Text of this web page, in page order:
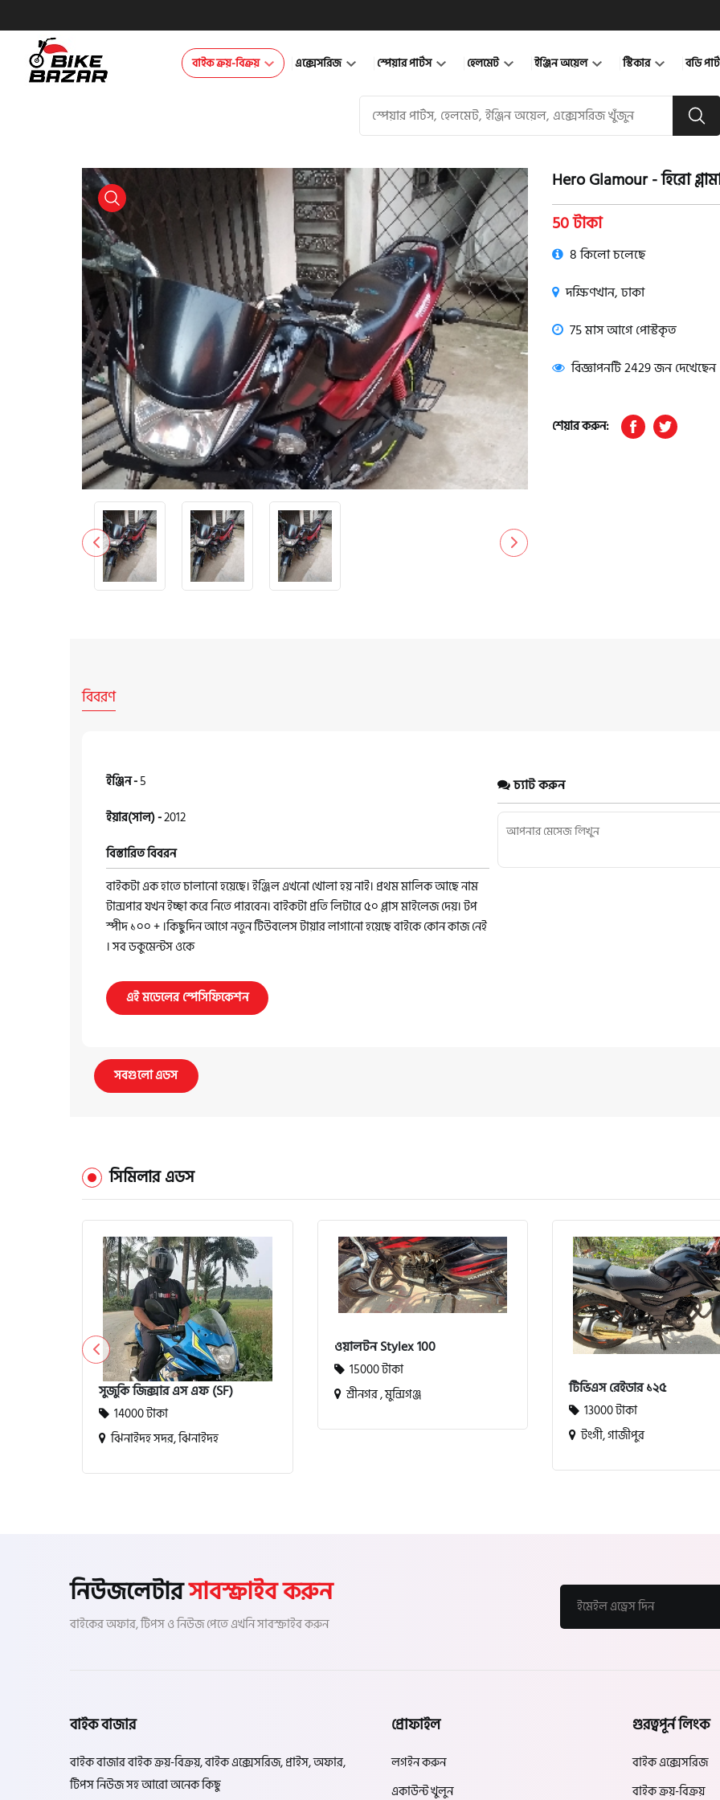
বাইক ক্রয়-বিক্রয় এক্সেসরিজ স্পেয়ার পার্টস হেলমেট ইঞ্জিন অয়েল স্টিকার বডি
product view product view
Hero Glamour - হিরো
50 টাকা
8 কিলো চলেছে
দক্ষিণখান, ঢাকা
75 মাস আগে পোস্টকৃত
বিজ্ঞাপনটি 2429 জন দেখেছেন
শেয়ার করুন:
বিবরণ
ইঞ্জিন -5
ইয়ার(সাল) -2012
বিস্তারিত বিবরন
বাইকটা এক হাতে চালানো হয়েছে। ইঞ্জিল এখনো খোলা হয় নাই। প্রথম মালিক আছে নাম
টান্সপার যখন ইচ্ছা করে নিতে পারবেন। বাইকটা প্রতি লিটারে ৫০ প্লাস মাইলেজ দেয়। টপ
স্পীদ ১০০ + ।কিছুদিন আগে নতুন টিউবলেস টায়ার লাগানো হয়েছে বাইকে কোন কাজ নেই
। সব ডকুমেন্টস ওকে
এই মডেলের স্পেসিফিকেশন
চ্যাট করুন
সবগুলো এডস
সিমিলার এডস
সুজুকি জিক্সার এস এফ (SF)
14000 টাকা
ঝিনাইদহ সদর, ঝিনাইদহ
ওয়ালটন Stylex 100
15000 টাকা
শ্রীনগর , মুন্সিগঞ্জ
টিভিএস রেইডার ১২৫
13000 টাকা
টংগী, গাজীপুর
নিউজলেটারসাবস্ক্রাইব করুন
বাইকের অফার, টিপস ও নিউজ পেতে এখনি সাবস্ক্রাইব করুন
বাইক বাজার
বাইক বাজার বাইক ক্রয়-বিক্রয়, বাইক এক্সেসরিজ, প্রাইস, অফার,
টিপস নিউজ সহ আরো অনেক কিছু
প্রোফাইল
লগইন করুন
একাউন্ট খুলুন
গুরত্বপূর্ন লিংক
বাইক এক্সেসরিজ
বাইক ক্রয়-বিক্রয়